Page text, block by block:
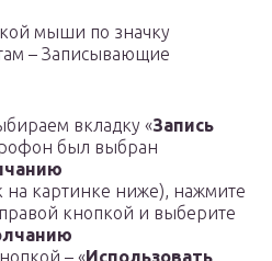
мыши по значку
– Записывающие
вкладку «Запись
был выбран
на картинке ниже), нажмите
кнопкой и выберите
– «Использовать